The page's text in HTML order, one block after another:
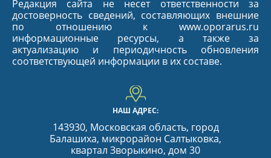
Редакция сайта не несет ответственности за
достоверность сведений, составляющих внешние
по отношению к www.oporarus.ru
информационные ресурсы, а также за
актуализацию и периодичность обновления
соответствующей информации в их составе.
НАШ АДРЕС:
143930, Московская область, город
Балашиха, микрорайон Салтыковка,
квартал Зворыкино, дом 30